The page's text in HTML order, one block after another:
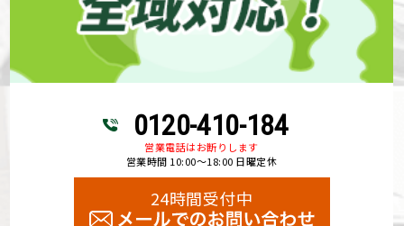
0120-410-184
営業電話はお断りします
営業時間 10:00～18:00 日曜定休
24時間受付中